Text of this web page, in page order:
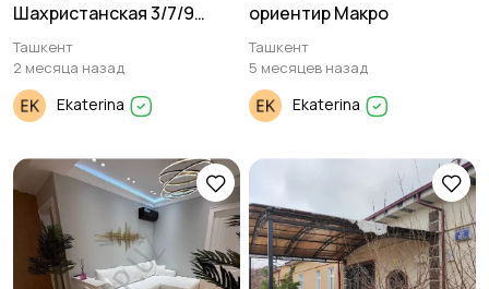
Шахристанская 3/7/9
105м²
Ташкент
2 месяца назад
Ekaterina
ориентир Макро
Ташкент
5 месяцев назад
Ekaterina